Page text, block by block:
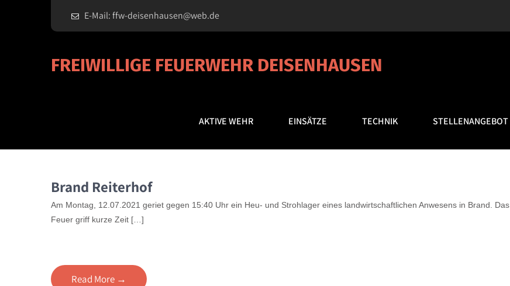
E-Mail: ffw-deisenhausen@web.de
FREIWILLIGE FEUERWEHR DEISENHAUSEN
AKTIVE WEHR EINSÄTZE TECHNIK STELLENANGEBOT
Brand Reiterhof
Am Montag, 12.07.2021 geriet gegen 15:40 Uhr ein Heu- und Strohlager eines landwirtschaftlichen Anwesens in Brand. Das
Feuer griff kurze Zeit […]
Read More →